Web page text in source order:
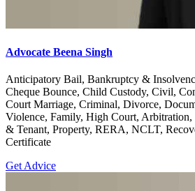
Advocate Beena Singh
Anticipatory Bail, Bankruptcy &
Cheque Bounce, Child Custody, Civil,
Court Marriage, Criminal, Divorce,
Violence, Family, High Court,
& Tenant, Property, RERA, NCLT,
Certificate
Get Advice